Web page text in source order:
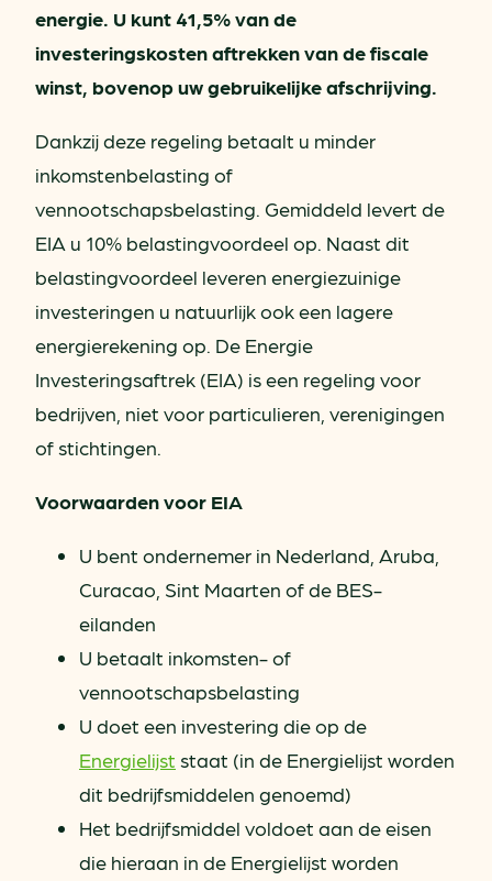
energie. U kunt 41,5% van de
investeringskosten aftrekken van de fiscale
winst, bovenop uw gebruikelijke afschrijving.
Dankzij deze regeling betaalt u minder
inkomstenbelasting of
vennootschapsbelasting. Gemiddeld levert de
EIA u 10% belastingvoordeel op. Naast dit
belastingvoordeel leveren energiezuinige
investeringen u natuurlijk ook een lagere
energierekening op. De Energie
Investeringsaftrek (EIA) is een regeling voor
bedrijven, niet voor particulieren, verenigingen
of stichtingen.
Voorwaarden voor EIA
U bent ondernemer in Nederland, Aruba,
Curacao, Sint Maarten of de BES-
eilanden
U betaalt inkomsten- of
vennootschapsbelasting
U doet een investering die op de
Energielijst staat (in de Energielijst worden
dit bedrijfsmiddelen genoemd)
Het bedrijfsmiddel voldoet aan de eisen
die hieraan in de Energielijst worden